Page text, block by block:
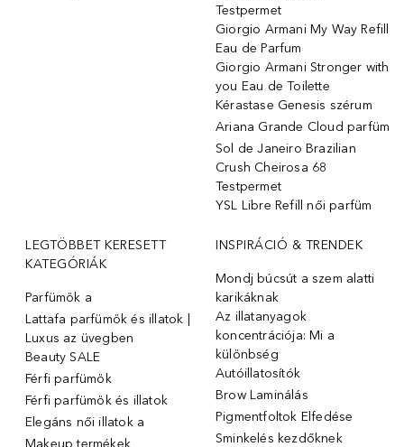
Testpermet
Giorgio Armani My Way Refill
Eau de Parfum
Giorgio Armani Stronger with
you Eau de Toilette
Kérastase Genesis szérum
Ariana Grande Cloud parfüm
Sol de Janeiro Brazilian
Crush Cheirosa 68
Testpermet
YSL Libre Refill női parfüm
LEGTÖBBET KERESETT
KATEGÓRIÁK
Parfümök ️a
Lattafa parfümök és illatok |
Luxus az üvegben
Beauty SALE
Férfi parfümök
Férfi parfümök és illatok
Elegáns női illatok ️a
Makeup termékek
INSPIRÁCIÓ & TRENDEK
Mondj búcsút a szem alatti
karikáknak
Az illatanyagok
koncentrációja: Mi a
különbség
Autóillatosítók
Brow Laminálás
Pigmentfoltok Elfedése
Sminkelés kezdőknek